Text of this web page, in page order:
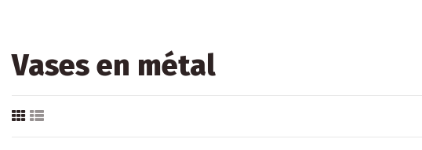
Vases en métal